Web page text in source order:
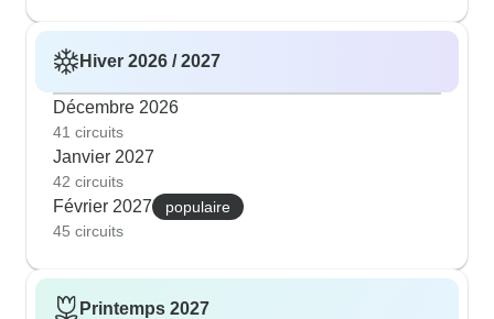
Hiver 2026 / 2027
Décembre 2026
41 circuits
Janvier 2027
42 circuits
Février 2027
populaire
45 circuits
Printemps 2027